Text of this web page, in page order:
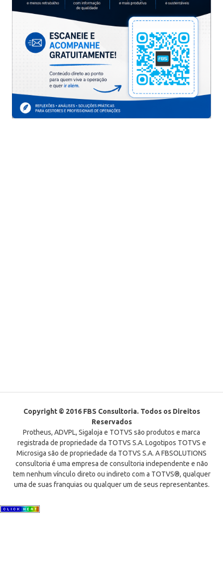
Copyright © 2016 FBS Consultoria. Todos os Direitos
Reservados
Protheus, ADVPL, Sigaloja e TOTVS são produtos e marca
registrada de propriedade da TOTVS S.A. Logotipos TOTVS e
Microsiga são de propriedade da TOTVS S.A. A FBSOLUTIONS
consultoria é uma empresa de consultoria independente e não
tem nenhum vínculo direto ou indireto com a TOTVS®, qualquer
uma de suas franquias ou qualquer um de seus representantes.